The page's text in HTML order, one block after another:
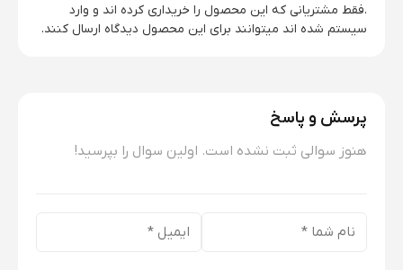
.فقط مشتریانی که این محصول را خریداری کرده اند و وارد
سیستم شده اند میتوانند برای این محصول دیدگاه ارسال کنند.
پرسش و پاسخ
هنوز سوالی ثبت نشده است. اولین سوال را بپرسید!